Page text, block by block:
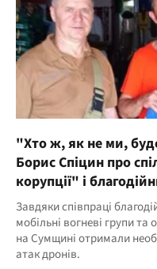
"Хто ж, як не ми,
Борис Спіцин про
корупції" і
Завдяки співпраці
мобільні вогневі групи
на Сумщині отримали
атак дронів.